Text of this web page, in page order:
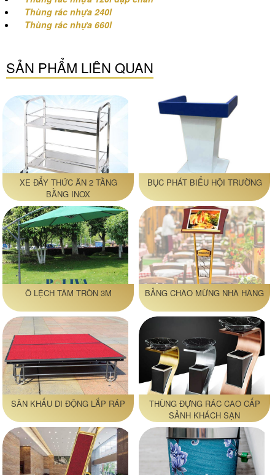
Thùng rác nhựa 240l
Thùng rác nhựa 660l
SẢN PHẨM LIÊN QUAN
XE ĐẨY THỨC ĂN 2 TẦNG
BẰNG INOX
BỤC PHÁT BIỂU HỘI TRƯỜNG
Ô LỆCH TÂM TRÒN 3M BẢNG CHÀO MỪNG NHÀ HÀNG
SÂN KHẤU DI ĐỘNG LẮP RÁP
THÙNG ĐỰNG RÁC CAO CẤP
SẢNH KHÁCH SẠN